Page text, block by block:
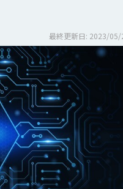
最終更新日: 2023/05/